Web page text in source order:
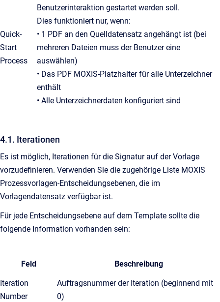
Quick-
Start
Process
Benutzerinteraktion gestartet werden soll.
Dies funktioniert nur, wenn:
• 1 PDF an den Quelldatensatz angehängt ist (bei
mehreren Dateien muss der Benutzer eine
auswählen)
• Das PDF MOXIS-Platzhalter für alle Unterzeichner
enthält
• Alle Unterzeichnerdaten konfiguriert sind
4.1. Iterationen
Es ist möglich, Iterationen für die Signatur auf der Vorlage
vorzudefinieren. Verwenden Sie die zugehörige Liste MOXIS
Prozessvorlagen-Entscheidungsebenen, die im
Vorlagendatensatz verfügbar ist.
Für jede Entscheidungsebene auf dem Template sollte die
folgende Information vorhanden sein:
Feld Beschreibung
Iteration
Number
Auftragsnummer der Iteration (beginnend mit
0)